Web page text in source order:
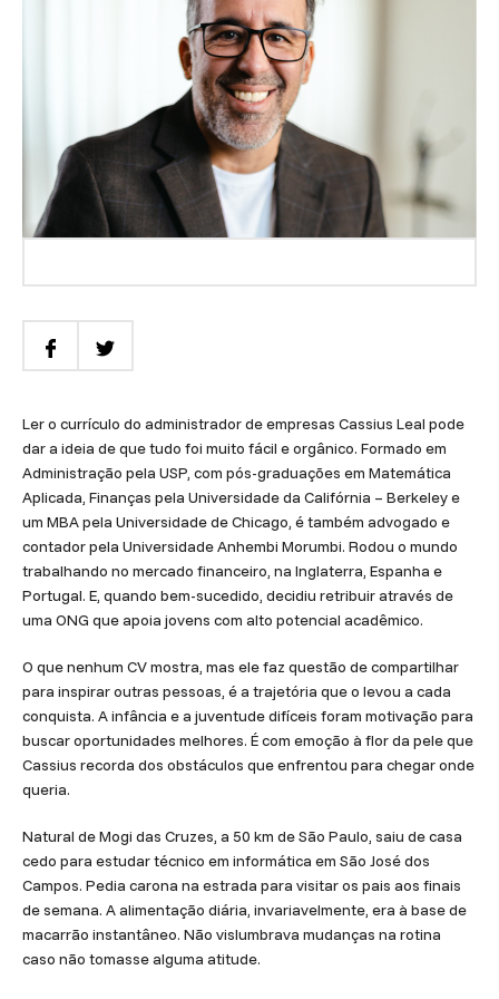
Ler o currículo do administrador de empresas Cassius Leal pode
dar a ideia de que tudo foi muito fácil e orgânico. Formado em
Administração pela USP, com pós-graduações em Matemática
Aplicada, Finanças pela Universidade da Califórnia – Berkeley e
um MBA pela Universidade de Chicago, é também advogado e
contador pela Universidade Anhembi Morumbi. Rodou o mundo
trabalhando no mercado financeiro, na Inglaterra, Espanha e
Portugal. E, quando bem-sucedido, decidiu retribuir através de
uma ONG que apoia jovens com alto potencial acadêmico.
O que nenhum CV mostra, mas ele faz questão de compartilhar
para inspirar outras pessoas, é a trajetória que o levou a cada
conquista. A infância e a juventude difíceis foram motivação para
buscar oportunidades melhores. É com emoção à flor da pele que
Cassius recorda dos obstáculos que enfrentou para chegar onde
queria.
Natural de Mogi das Cruzes, a 50 km de São Paulo, saiu de casa
cedo para estudar técnico em informática em São José dos
Campos. Pedia carona na estrada para visitar os pais aos finais
de semana. A alimentação diária, invariavelmente, era à base de
macarrão instantâneo. Não vislumbrava mudanças na rotina
caso não tomasse alguma atitude.